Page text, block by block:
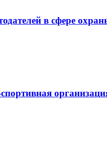
в сфере